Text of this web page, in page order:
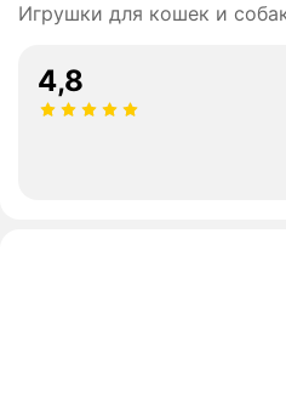
Игрушки для кошек и
4,8